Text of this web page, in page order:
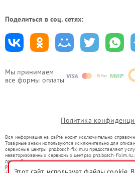
Мы принимаем
все формы оплаты
Поделиться в соц. сетях:
Политика
Вся информация на сайте носит исключительно
Товарные знаки используются исключительно для
сервисные центры pnz.bosch-fixim.ru предоставляют
неавторизованных сервисных центрах pnz.bosch-
правообладателями товарных знаков или их
Ремонт осуществляется для устройств, уже введенных в